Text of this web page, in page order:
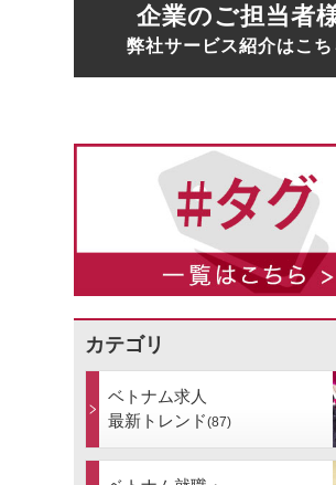
企業のご担当者
弊社サービス紹介はこち
カテゴリ
ベトナム求人
最新トレンド(87)